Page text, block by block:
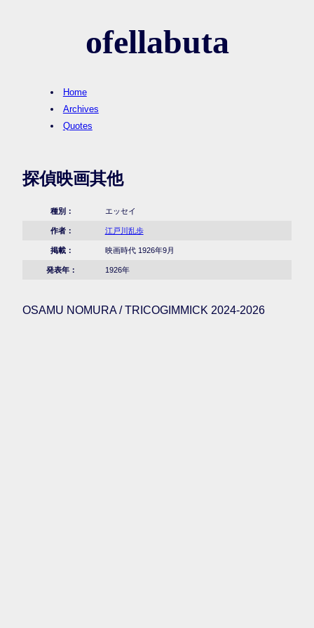
ofellabuta
Home
Archives
Quotes
探偵映画其他
種別： エッセイ
作者： 江戸川乱歩
掲載： 映画時代 1926年9月
発表年： 1926年
OSAMU NOMURA / TRICOGIMMICK 2024-2026